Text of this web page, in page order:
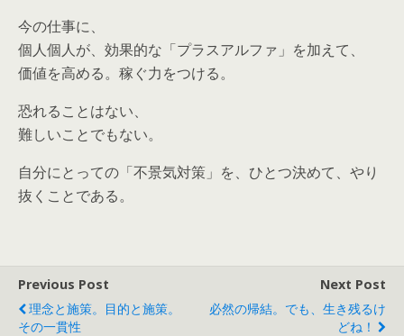
今の仕事に、
個人個人が、効果的な「プラスアルファ」を加えて、
価値を高める。稼ぐ力をつける。
恐れることはない、
難しいことでもない。
自分にとっての「不景気対策」を、ひとつ決めて、やり
抜くことである。
Previous Post
理念と施策。目的と施策。
その一貫性
Next Post
必然の帰結。でも、生き残るけ
どね！